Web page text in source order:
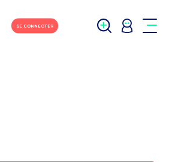
SE CONNECTER